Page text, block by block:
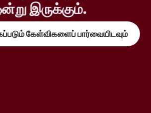
இருக்கும்.
கேள்விகளைப் பார்வையிடவும்